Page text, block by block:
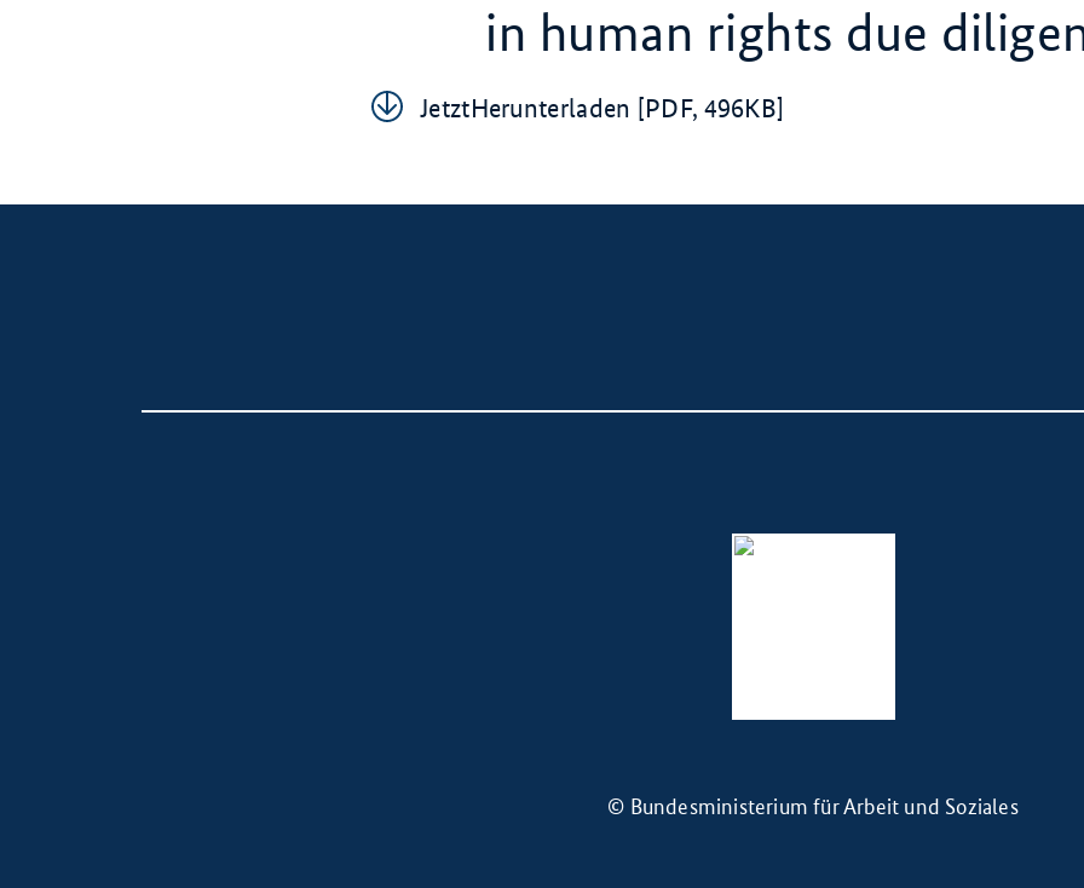
in human rights due
Jetz­tHer­un­ter­la­den [PDF, 496KB]
© Bundesministerium für Arbeit und Soziales